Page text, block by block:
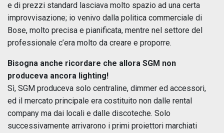
e di prezzi standard lasciava molto spazio ad una certa
improvvisazione; io venivo dalla politica commerciale di
Bose, molto precisa e pianificata, mentre nel settore del
professionale c’era molto da creare e proporre.
Bisogna anche ricordare che allora SGM non
produceva ancora lighting!
Sì, SGM produceva solo centraline, dimmer ed accessori,
ed il mercato principale era costituito non dalle rental
company ma dai locali e dalle discoteche. Solo
successivamente arrivarono i primi proiettori marchiati